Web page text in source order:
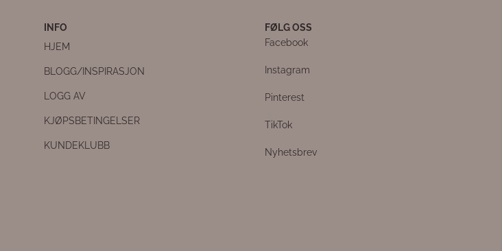
INFO
HJEM
BLOGG/INSPIRASJON
LOGG AV
KJØPSBETINGELSER
KUNDEKLUBB
FØLG OSS
Facebook
Instagram
Pinterest
TikTok
Nyhetsbrev